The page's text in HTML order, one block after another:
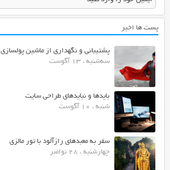
پست ها اخیر
پشتیبانی و نگهداری از ماشین پولسازی
سه‌شنبه ، 13 آگوست
بایدها و نبایدهای طراحی سایت
شنبه ، 10 آگوست
سفر به معبدهای رازآلود با تور مالزی
چهارشنبه ، 28 نوامبر